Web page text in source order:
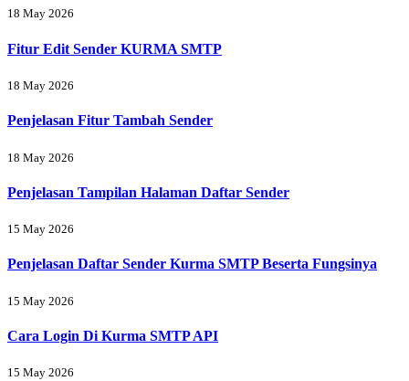
18 May 2026
Fitur Edit Sender KURMA SMTP
18 May 2026
Penjelasan Fitur Tambah Sender
18 May 2026
Penjelasan Tampilan Halaman Daftar Sender
15 May 2026
Penjelasan Daftar Sender Kurma SMTP Beserta Fungsinya
15 May 2026
Cara Login Di Kurma SMTP API
15 May 2026